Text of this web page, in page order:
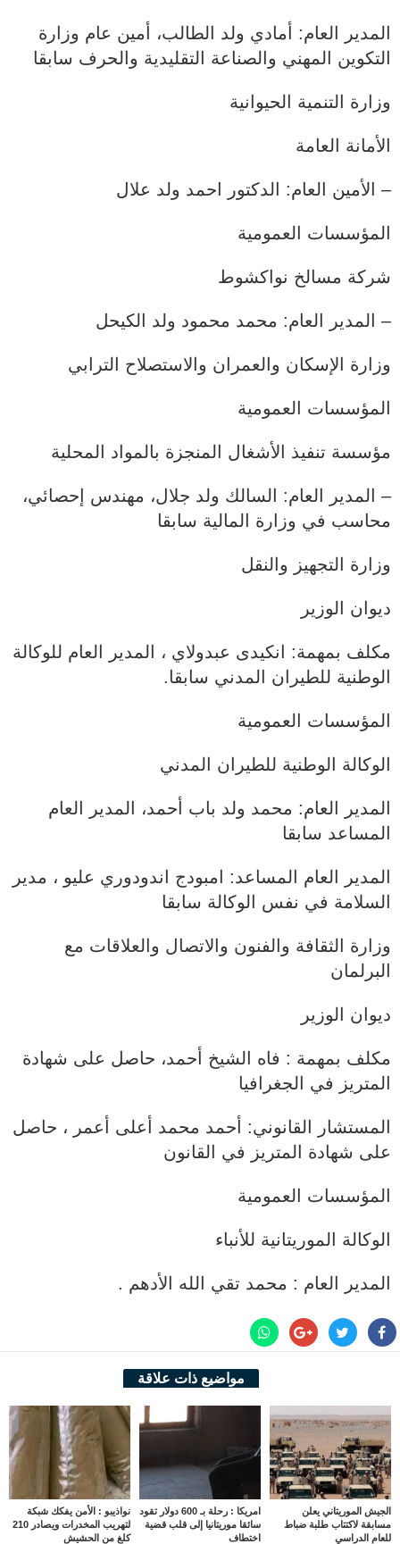
المدير العام: أمادي ولد الطالب، أمين عام وزارة
التكوين المهني والصناعة التقليدية والحرف سابقا
وزارة التنمية الحيوانية
الأمانة العامة
– الأمين العام: الدكتور احمد ولد علال
المؤسسات العمومية
شركة مسالخ نواكشوط
– المدير العام: محمد محمود ولد الكيحل
وزارة الإسكان والعمران والاستصلاح الترابي
المؤسسات العمومية
مؤسسة تنفيذ الأشغال المنجزة بالمواد المحلية
– المدير العام: السالك ولد جلال، مهندس إحصائي،
محاسب في وزارة المالية سابقا
وزارة التجهيز والنقل
ديوان الوزير
مكلف بمهمة: انكيدى عبدولاي ، المدير العام للوكالة
الوطنية للطيران المدني سابقا.
المؤسسات العمومية
الوكالة الوطنية للطيران المدني
المدير العام: محمد ولد باب أحمد، المدير العام
المساعد سابقا
المدير العام المساعد: امبودج اندودوري عليو ، مدير
السلامة في نفس الوكالة سابقا
وزارة الثقافة والفنون والاتصال والعلاقات مع
البرلمان
ديوان الوزير
مكلف بمهمة : فاه الشيخ أحمد، حاصل على شهادة
المتريز في الجغرافيا
المستشار القانوني: أحمد محمد أعلى أعمر ، حاصل
على شهادة المتريز في القانون
المؤسسات العمومية
الوكالة الموريتانية للأنباء
المدير العام : محمد تقي الله الأدهم .
مواضيع ذات علاقة
الجيش الموريتاني يعلن
مسابقة لاكتتاب طلبة ضباط
للعام الدراسي
امريكا : رحلة بـ 600 دولار تقود
سائقا موريتانيا إلى قلب قضية
اختطاف
نواذيبو : الأمن يفكك شبكة
لتهريب المخدرات ويصادر 210
كلغ من الحشيش